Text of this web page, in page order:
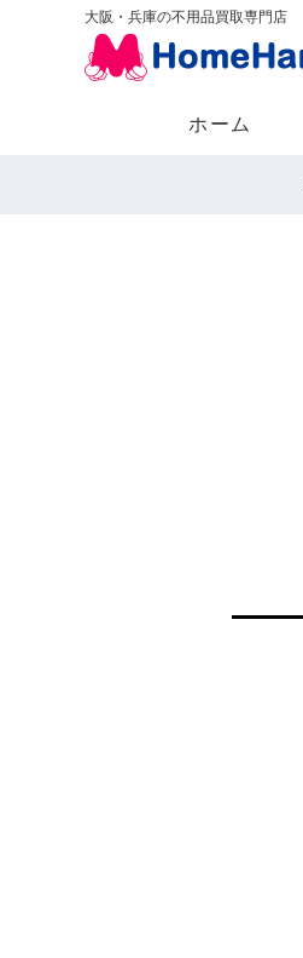
大阪・兵庫の不用品買取専門店
ホーム